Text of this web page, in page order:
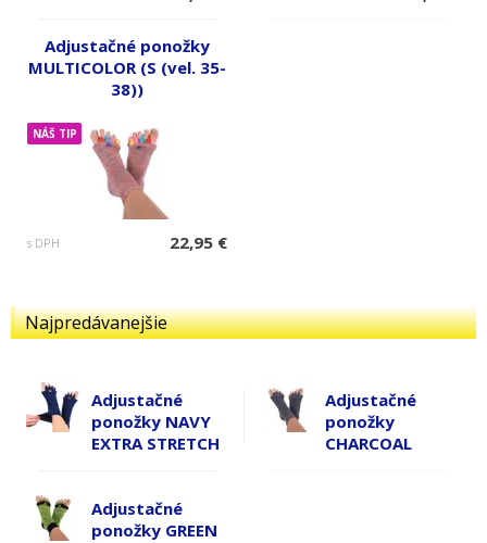
Najpredávanejšie
Adjustačné
ponožky NAVY
EXTRA STRETCH
Adjustačné
ponožky
CHARCOAL
Adjustačné
ponožky GREEN
Adjustačné ponožky
MULTICOLOR (S (vel. 35-
38))
NÁŠ TIP
s DPH 22,95 €